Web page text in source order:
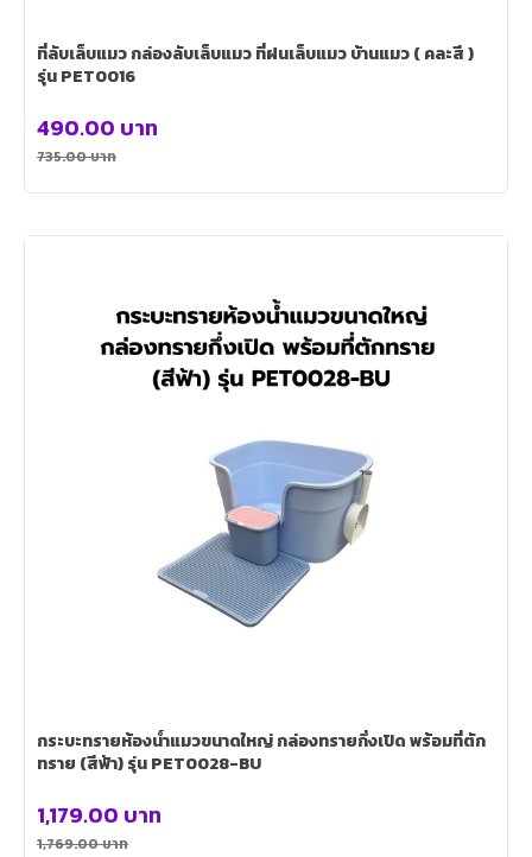
ที่ลับเล็บแมว กล่องลับเล็บแมว ที่ฝนเล็บแมว บ้านแมว ( คละสี )
รุ่น PET0016
735.00บาท
490.00 บาท
กระบะทรายห้องน้ำแมวขนาดใหญ่ กล่องทรายกึ่งเปิด พร้อมที่ตัก
ทราย (สีฟ้า) รุ่น PET0028-BU
1,769.00บาท
1,179.00 บาท